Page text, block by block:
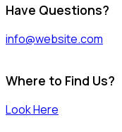
Have Questions?
info@website.com
Where to Find Us?
Look Here